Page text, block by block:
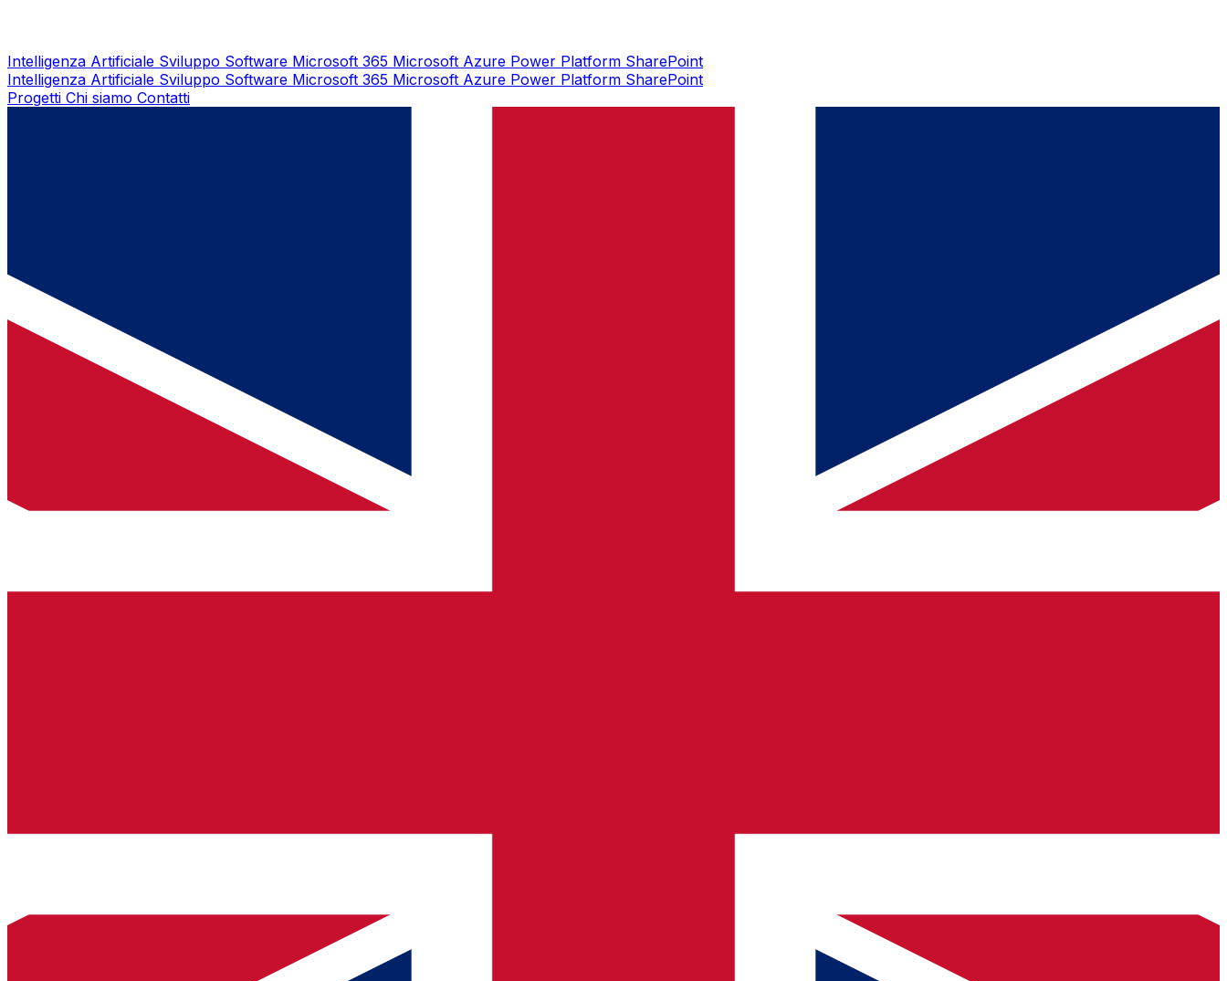
Intelligenza Artificiale Sviluppo Software Microsoft 365 Microsoft Azure Power Platform SharePoint
Intelligenza Artificiale Sviluppo Software Microsoft 365 Microsoft Azure Power Platform SharePoint
Progetti Chi siamo Contatti